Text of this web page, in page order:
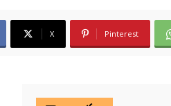
X Pinterest